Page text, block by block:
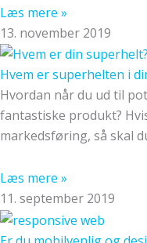
Læs mere »
13. november 2019
Hvem er superhelten i
Hvordan når du ud til
fantastiske produkt?
markedsføring, så skal
Læs mere »
11. september 2019